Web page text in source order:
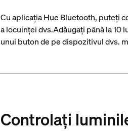
Cu aplicația Hue Bluetooth, puteți
a locuinței dvs.Adăugați până la
unui buton de pe dispozitivul dvs.
Controlați